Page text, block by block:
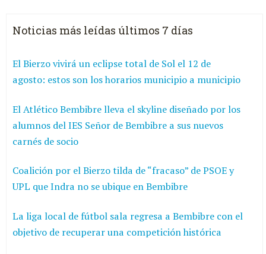
Noticias más leídas últimos 7 días
El Bierzo vivirá un eclipse total de Sol el 12 de
agosto: estos son los horarios municipio a municipio
El Atlético Bembibre lleva el skyline diseñado por los
alumnos del IES Señor de Bembibre a sus nuevos
carnés de socio
Coalición por el Bierzo tilda de “fracaso” de PSOE y
UPL que Indra no se ubique en Bembibre
La liga local de fútbol sala regresa a Bembibre con el
objetivo de recuperar una competición histórica